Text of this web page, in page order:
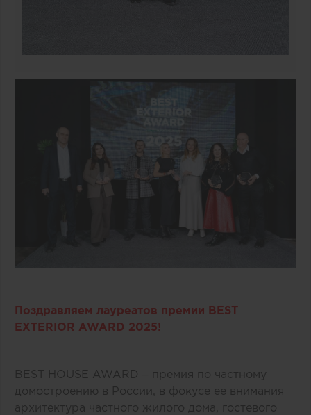
Поздравляем лауреатов премии BEST
EXTERIOR AWARD 2025!
BEST HOUSE AWARD – премия по частному
домостроению в России, в фокусе ее внимания
архитектура частного жилого дома, гостевого